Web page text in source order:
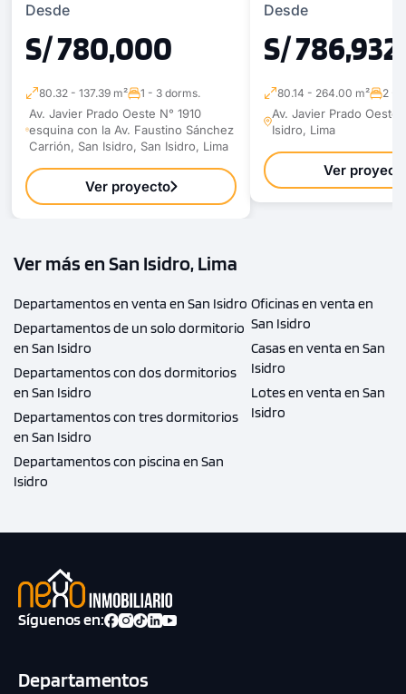
Desde
S/ 780,000
80.32 - 137.39 m² 1 - 3 dorms.
Av. Javier Prado Oeste N° 1910
esquina con la Av. Faustino Sánchez
Carrión, San Isidro, San Isidro, Lima
Ver proyecto
Desde
S/ 786,932
80.14 - 264.00 m² 2 -
Av. Javier Prado Oeste
Isidro, Lima
Ver
Ver más en San Isidro, Lima
Departamentos en venta en San Isidro
Departamentos de un solo dormitorio
en San Isidro
Departamentos con dos dormitorios
en San Isidro
Departamentos con tres dormitorios
en San Isidro
Departamentos con piscina en San
Isidro
Oficinas en venta en
San Isidro
Casas en venta en San
Isidro
Lotes en venta en San
Isidro
Síguenos en:
Departamentos